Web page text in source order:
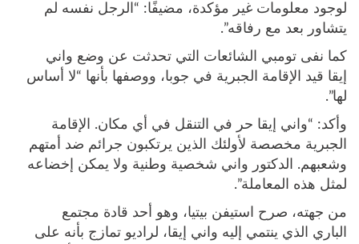
لوجود معلومات غير مؤكدة، مضيفًا: “الرجل نفسه لم
يتشاور بعد مع رفاقه”.
كما نفى تومبي الشائعات التي تحدثت عن وضع واني
إيقا قيد الإقامة الجبرية في جوبا، ووصفها بأنها “لا أساس
لها”.
وأكد: “واني إيقا حر في التنقل في أي مكان. الإقامة
الجبرية مخصصة لأولئك الذين يرتكبون جرائم ضد أمتهم
وشعبهم. الدكتور واني شخصية وطنية ولا يمكن إخضاعه
لمثل هذه المعاملة”.
من جهته، صرح استيفن بيتيا، وهو أحد قادة مجتمع
الباري الذي ينتمي إليه واني إيقا، لراديو تمازج بأنه على